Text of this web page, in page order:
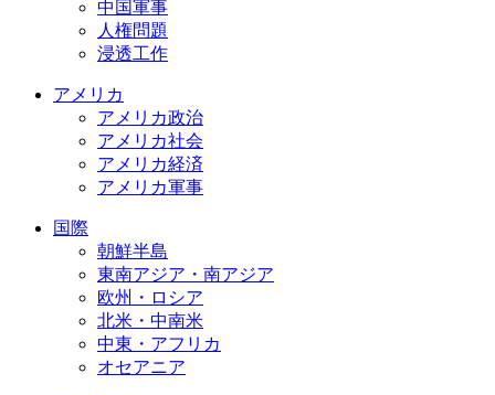
中国軍事
人権問題
浸透工作
アメリカ
アメリカ政治
アメリカ社会
アメリカ経済
アメリカ軍事
国際
朝鮮半島
東南アジア・南アジア
欧州・ロシア
北米・中南米
中東・アフリカ
オセアニア